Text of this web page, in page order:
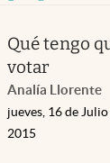
Qué tengo
votar
Analía Llorente
jueves, 16 de
2015